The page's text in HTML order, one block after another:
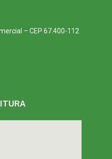
– CEP 67.400-112